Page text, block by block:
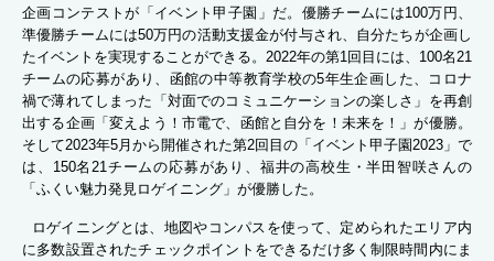
企画コンテストが「イベント甲子園」だ。優勝チームには100万円、
準優勝チームには50万円の活動支援金が付与され、自分たちが企画し
たイベントを実現することができる。2022年の第1回目には、100名21
チームの応募があり、函館の中等教育学校の5年生企画した、コロナ
禍で薄れてしまった「対面でのコミュニケーションの楽しさ」を再創
出する企画「変えよう！市電で、函館と自分を！未来を！」が優勝。
そして2023年5月から開催された第2回目の「イベント甲子園2023」で
は、150名21チームの応募があり、福井の高校生・半田智咲さんの
「ふくい魅力発見ロゲイニング」が優勝した。
ロゲイニングとは、地図やコンパスを使って、定められたエリア内
に多数設置されたチェックポイントをできるだけ多く制限時間内にま